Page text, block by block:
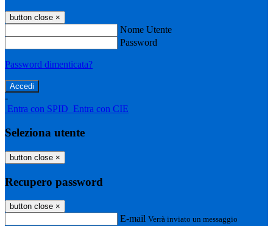
button close ×
Nome Utente
Password
Password dimenticata?
-
Entra con SPID Entra con CIE
Seleziona utente
button close ×
Recupero password
button close ×
E-mail Verrà inviato un messaggio